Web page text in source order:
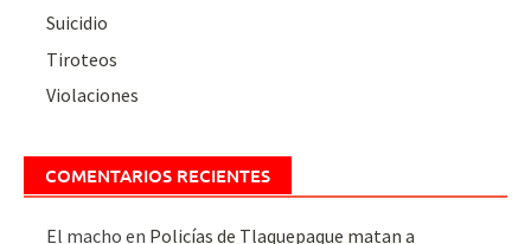
Suicidio
Tiroteos
Violaciones
COMENTARIOS RECIENTES
El macho en Policías de Tlaquepaque matan a